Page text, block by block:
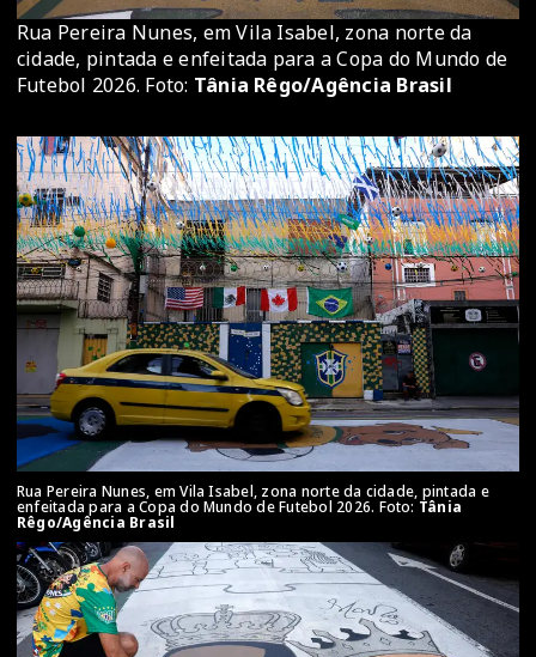
Rua Pereira Nunes, em Vila Isabel, zona norte da
cidade, pintada e enfeitada para a Copa do Mundo de
Futebol 2026. Foto: Tânia Rêgo/Agência Brasil
Rua Pereira Nunes, em Vila Isabel, zona norte da cidade, pintada e
enfeitada para a Copa do Mundo de Futebol 2026. Foto: Tânia
Rêgo/Agência Brasil